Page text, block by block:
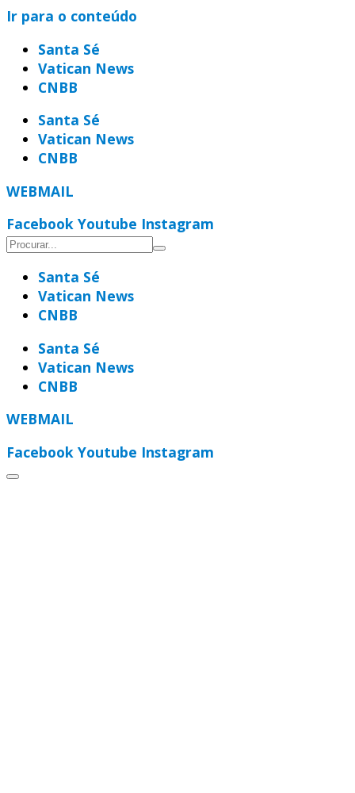
Ir para o conteúdo
Santa Sé
Vatican News
CNBB
Santa Sé
Vatican News
CNBB
WEBMAIL
Facebook Youtube Instagram
Santa Sé
Vatican News
CNBB
Santa Sé
Vatican News
CNBB
WEBMAIL
Facebook Youtube Instagram